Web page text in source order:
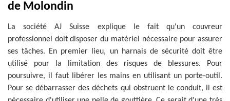
de Molondin
La société AJ Suisse explique le fait qu'un couvreur
professionnel doit disposer du matériel nécessaire pour assurer
ses tâches. En premier lieu, un harnais de sécurité doit être
utilisé pour la limitation des risques de blessures. Pour
poursuivre, il faut libérer les mains en utilisant un porte-outil.
Pour se débarrasser des déchets qui obstruent le conduit, il est